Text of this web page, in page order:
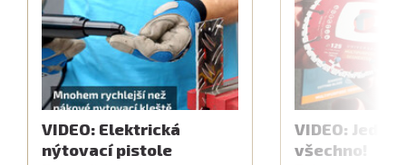
VIDEO: Elektrická
nýtovací pistole
VIDEO:
všechno!